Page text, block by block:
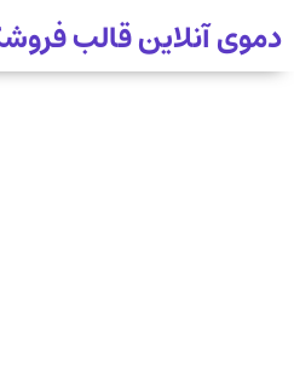
دموی آنلاین قالب